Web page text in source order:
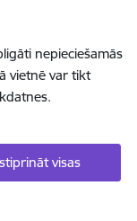
nepieciešamās
vietnē var tikt
visas